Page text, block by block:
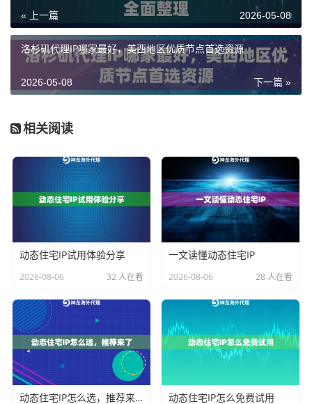
己：我的业务场景是什么？对IP的纯净度、更换频率、
并发数量有什么具体要求？想清楚这些，才能走出“最合
适”的第一步。
英国节点选购核心指标：不止看地理位置
确定了业务类型，接下来就要看具体的选购指标了。很
首先是节点覆盖。一个优质的代理服务商，其英国节点
不应该只有伦敦。像曼彻斯特、伯明翰、爱丁堡等主要
城市也应有覆盖。多城市节点能让你在需要时模拟不同
地区的访问，数据采集或市场调研的结果会更立体、更
真实。例如，
神龙海外动态IP
的英国资源就覆盖了多个
关键城市，用户可以根据需要灵活选择，这比单一伦敦
节点的适用场景要广泛得多。
其次是IP类型与纯净度。这是决定你业务能否长期稳定
运行的关键。一个庞大的、持续更新的纯净IP池至关重
要。如果IP池小且脏，频繁被网站拉黑，你的工作效率
« 上一篇 2026-05-08
洛杉矶代理IP哪家最好，美西地区优质节点首选资源
下一篇 »
2026-05-08
相关阅读
动态住宅IP试用体验分享
2026-08-06 32 人在看
一文读懂动态住宅IP
2026-08-06 28 人在看
动态住宅IP怎么选，推荐来了 动态住宅IP怎么免费试用